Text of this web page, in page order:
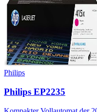
Philips
Philips EP2235